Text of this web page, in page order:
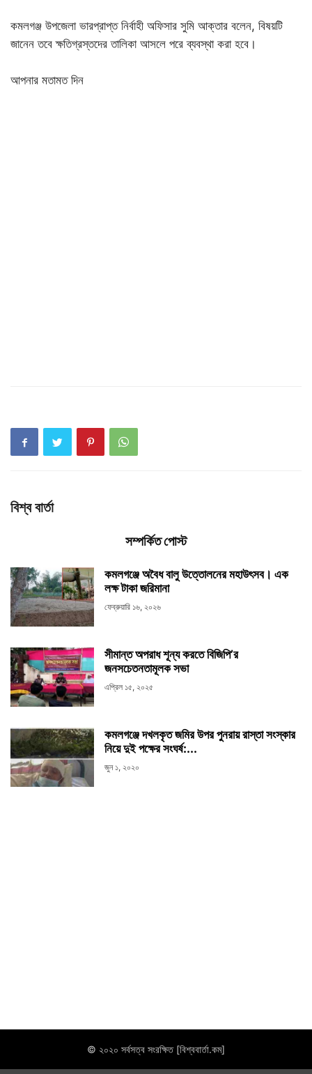
কমলগঞ্জ উপজেলা ভারপ্রাপ্ত নির্বাহী অফিসার সুমি আক্তার বলেন, বিষয়টি
জানেন তবে ক্ষতিগ্রস্তদের তালিকা আসলে পরে ব্যবস্থা করা হবে।
আপনার মতামত দিন
বিশ্ব বার্তা
সম্পর্কিত পোস্ট
কমলগঞ্জে অবৈধ বালু উত্তোলনের মহাউৎসব। এক
লক্ষ টাকা জরিমানা
ফেব্রুয়ারি ১৬, ২০২৬
সীমান্ত অপরাধ শূন্য করতে বিজিপি’র
জনসচেতনতামূলক সভা
এপ্রিল ১৫, ২০২৫
কমলগঞ্জে দখলকৃত জমির উপর পুনরায় রাস্তা সংস্কার
নিয়ে দুই পক্ষের সংঘর্ষ:...
জুন ১, ২০২০
© ২০২০ সর্বসত্ব সংরক্ষিত [বিশ্ববার্তা.কম]